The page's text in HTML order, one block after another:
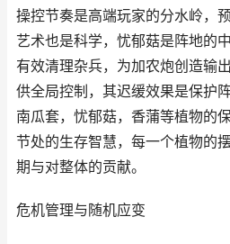
操控节奏是高端玩家的分水岭，
艺术也是科学，忧郁菇是阵地的
有效清理杂兵，为加农炮创造输
供全局控制，其迟缓效果是保护
南瓜套，忧郁菇，香蒲等植物的
节处的生存智慧，每一个植物的
期与对整体的贡献。
危机管理与随机应变